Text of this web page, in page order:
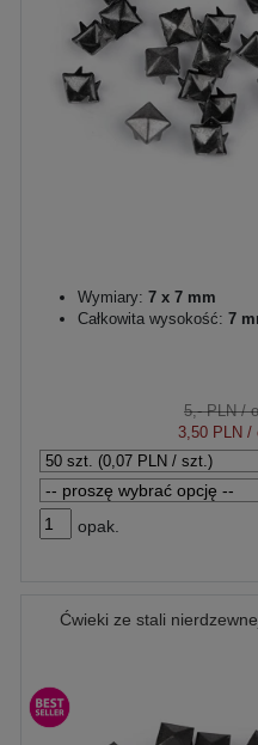
Wymiary: 7 x 7 mm
Całkowita wysokość: 7
5,- PLN/
3,50 PLN /
opak.
Ćwieki ze stali